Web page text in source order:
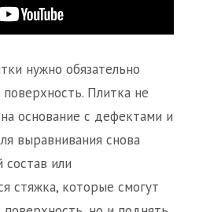
нужно обязательно
Плитка не
основание с дефектами и
выравнивания снова
или
стяжка, которые смогут